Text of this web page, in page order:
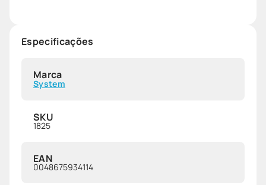
Especificações
Marca
System
SKU
1825
EAN
0048675934114